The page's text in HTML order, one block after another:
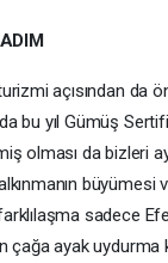
açısından
bu yıl Gümüş
olması da bizleri
sadece
çağa ayak